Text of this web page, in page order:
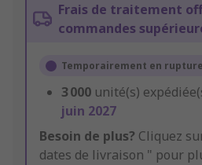
Frais de traitement
commandes
Temporairement en
3 000 unité(s)
juin 2027
Besoin de plus? Cliquez
dates de livraison " pour